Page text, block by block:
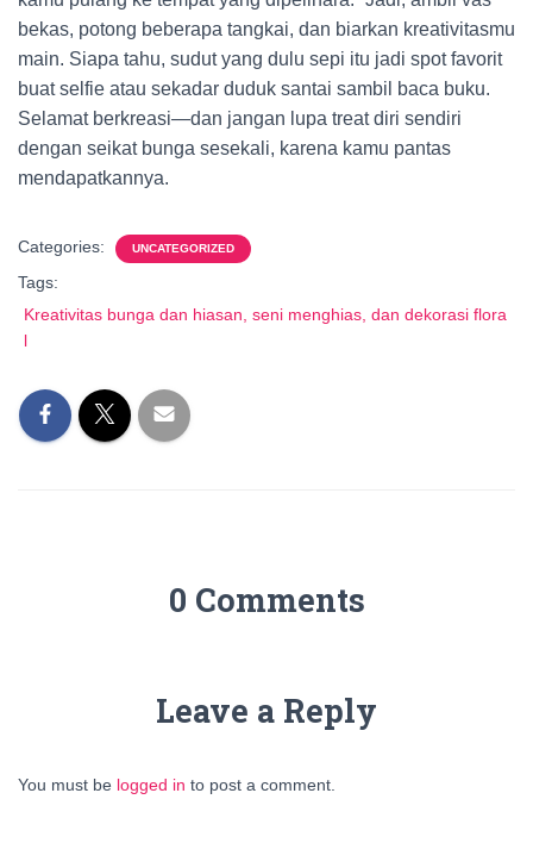
bekas, potong beberapa tangkai, dan biarkan kreativitasmu
main. Siapa tahu, sudut yang dulu sepi itu jadi spot favorit
buat selfie atau sekadar duduk santai sambil baca buku.
Selamat berkreasi—dan jangan lupa treat diri sendiri
dengan seikat bunga sesekali, karena kamu pantas
mendapatkannya.
Categories: UNCATEGORIZED
Tags:
Kreativitas bunga dan hiasan, seni menghias, dan dekorasi flora
l
0 Comments
Leave a Reply
You must be logged in to post a comment.